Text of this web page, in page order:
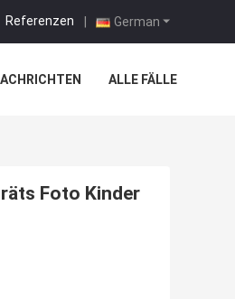
German
Referenzen |
ALLE FÄLLE
Foto Kinder